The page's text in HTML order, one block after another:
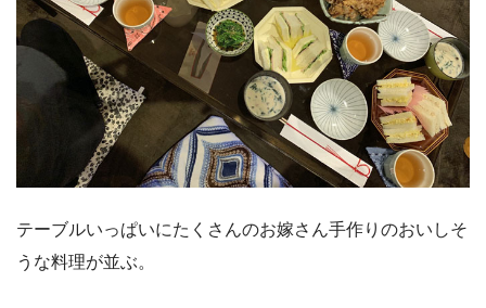
テーブルいっぱいにたくさんのお嫁さん手作りのおいしそ
うな料理が並ぶ。